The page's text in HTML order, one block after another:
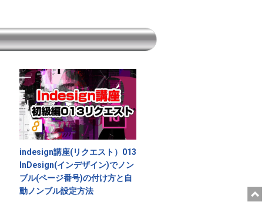
indesign講座(リクエスト）013
InDesign(インデザイン)でノン
ブル(ページ番号)の付け方と自
動ノンブル設定方法